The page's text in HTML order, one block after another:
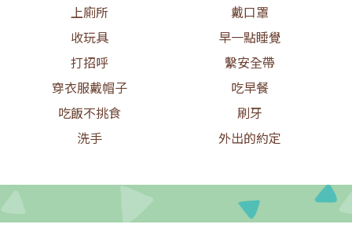
上廁所
戴口罩
收玩具
早一點睡覺
打招呼
繫安全帶
穿衣服戴帽子
吃早餐
吃飯不挑食
刷牙
洗手
外出的約定